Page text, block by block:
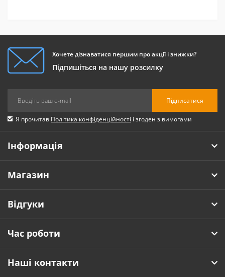
Хочете дізнаватися першим про акції і знижки?
Підпишіться на нашу розсилку
Підписатися
Я прочитав Політика конфіденційності і згоден з вимогами
Інформація
Магазин
Відгуки
Час роботи
Наші контакти